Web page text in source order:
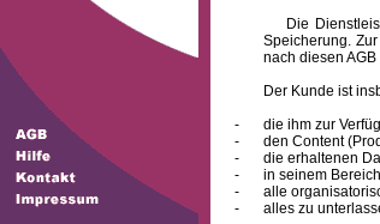
Die
Speicherung.
nach diesen
Der Kunde ist
-
die ihm zur
-
den Content
-
die erhaltenen
-
in seinem
-
alle
-
alles zu